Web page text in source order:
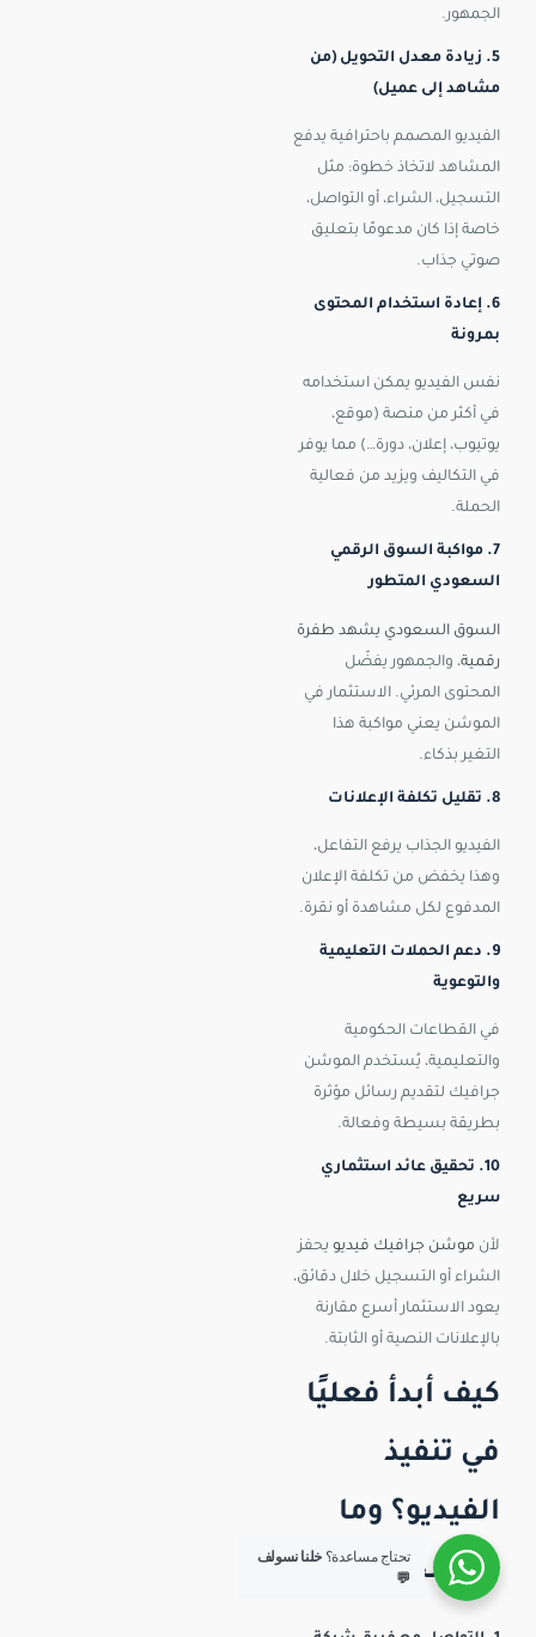
الجمهور.
5. زيادة معدل التحويل (من
مشاهد إلى عميل)
الفيديو المصمم باحترافية يدفع
المشاهد لاتخاذ خطوة: مثل
التسجيل، الشراء، أو التواصل،
خاصة إذا كان مدعومًا بتعليق
صوتي جذاب.
6. إعادة استخدام المحتوى
بمرونة
نفس الفيديو يمكن استخدامه
في أكثر من منصة (موقع،
يوتيوب، إعلان، دورة…) مما يوفر
في التكاليف ويزيد من فعالية
الحملة.
7. مواكبة السوق الرقمي
السعودي المتطور
السوق السعودي يشهد طفرة
رقمية، والجمهور يفضّل
المحتوى المرئي. الاستثمار في
الموشن يعني مواكبة هذا
التغير بذكاء.
8. تقليل تكلفة الإعلانات
الفيديو الجذاب يرفع التفاعل،
وهذا يخفض من تكلفة الإعلان
المدفوع لكل مشاهدة أو نقرة.
9. دعم الحملات التعليمية
والتوعوية
في القطاعات الحكومية
والتعليمية، يُستخدم الموشن
جرافيك لتقديم رسائل مؤثرة
بطريقة بسيطة وفعالة.
10. تحقيق عائد استثماري
سريع
لأن موشن جرافيك فيديو يحفز
الشراء أو التسجيل خلال دقائق،
يعود الاستثمار أسرع مقارنة
بالإعلانات النصية أو الثابتة.
كيف أبدأ فعليًا
في تنفيذ
الفيديو؟ وما
هي الخطوات؟
تحتاج مساعدة؟ خلنا نسولف
💬